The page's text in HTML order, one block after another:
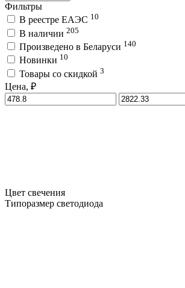
Фильтры
В реестре ЕАЭС 10
В наличии 205
Произведено в Беларуси 140
Новинки 10
Товары со скидкой 3
Цена, ₽
Цвет свечения
Типоразмер светодиода